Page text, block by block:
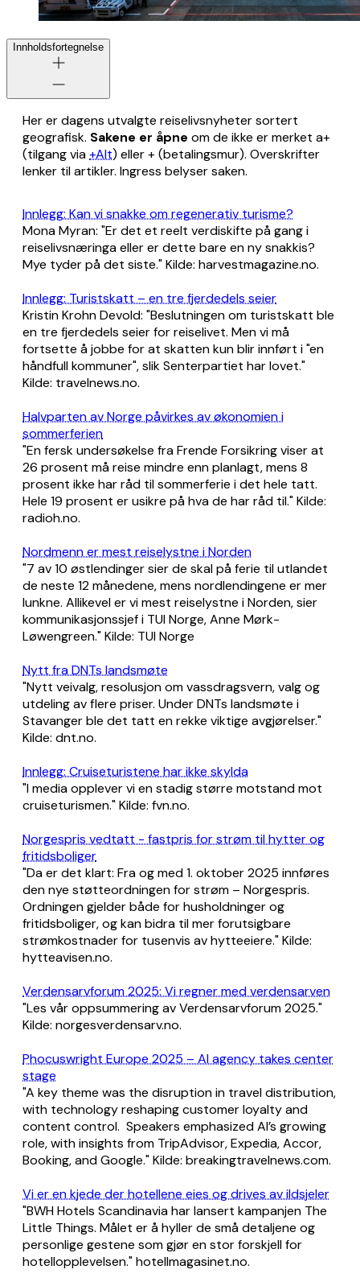
Innholdsfortegnelse
Her er dagens utvalgte reiselivsnyheter sortert
geografisk. Sakene er åpne om de ikke er merket a+
(tilgang via+Alt) eller + (betalingsmur). Overskrifter
lenker til artikler. Ingress belyser saken.
Innlegg: Kan vi snakke om regenerativ turisme?
Mona Myran: "Er det et reelt verdiskifte på gang i
reiselivsnæringa eller er dette bare en ny snakkis?
Mye tyder på det siste." Kilde: harvestmagazine.no.
Innlegg: Turistskatt – en tre fjerdedels seier
Kristin Krohn Devold: "Beslutningen om turistskatt ble
en tre fjerdedels seier for reiselivet. Men vi må
fortsette å jobbe for at skatten kun blir innført i "en
håndfull kommuner", slik Senterpartiet har lovet."
Kilde: travelnews.no.
Halvparten av Norge påvirkes av økonomien i
sommerferien
"En fersk undersøkelse fra Frende Forsikring viser at
26 prosent må reise mindre enn planlagt, mens 8
prosent ikke har råd til sommerferie i det hele tatt.
Hele 19 prosent er usikre på hva de har råd til." Kilde:
radioh.no.
Nordmenn er mest reiselystne i Norden
"7 av 10 østlendinger sier de skal på ferie til utlandet
de neste 12 månedene, mens nordlendingene er mer
lunkne. Allikevel er vi mest reiselystne i Norden, sier
kommunikasjonssjef i TUI Norge, Anne Mørk-
Løwengreen." Kilde: TUI Norge
Nytt fra DNTs landsmøte
"Nytt veivalg, resolusjon om vassdragsvern, valg og
utdeling av flere priser. Under DNTs landsmøte i
Stavanger ble det tatt en rekke viktige avgjørelser."
Kilde: dnt.no.
Innlegg: Cruiseturistene har ikke skylda
"I media opplever vi en stadig større motstand mot
cruiseturismen." Kilde: fvn.no.
Norgespris vedtatt - fastpris for strøm til hytter og
fritidsboliger
"Da er det klart: Fra og med 1. oktober 2025 innføres
den nye støtteordningen for strøm – Norgespris.
Ordningen gjelder både for husholdninger og
fritidsboliger, og kan bidra til mer forutsigbare
strømkostnader for tusenvis av hytteeiere." Kilde:
hytteavisen.no.
Verdensarvforum 2025: Vi regner med verdensarven
"Les vår oppsummering av Verdensarvforum 2025."
Kilde: norgesverdensarv.no.
Phocuswright Europe 2025 – AI agency takes center
stage
"A key theme was the disruption in travel distribution,
with technology reshaping customer loyalty and
content control. Speakers emphasized AI’s growing
role, with insights from TripAdvisor, Expedia, Accor,
Booking, and Google." Kilde: breakingtravelnews.com.
Vi er en kjede der hotellene eies og drives av ildsjeler
"BWH Hotels Scandinavia har lansert kampanjen The
Little Things. Målet er å hyller de små detaljene og
personlige gestene som gjør en stor forskjell for
hotellopplevelsen." hotellmagasinet.no.